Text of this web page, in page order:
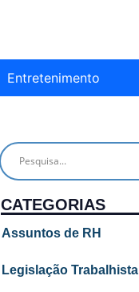
Entretenimento
CATEGORIAS
Assuntos de RH
Legislação Trabalhista